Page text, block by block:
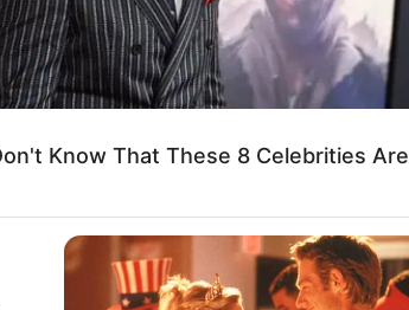
Know That These 8 Celebrities Are